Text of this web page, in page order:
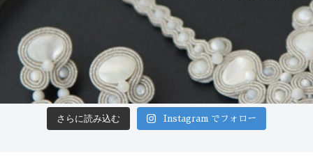
さらに読み込む Instagram でフォロー